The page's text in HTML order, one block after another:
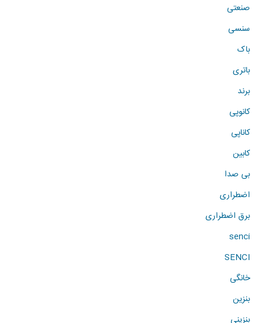
صنعتی
سنسی
باک
باتری
برند
کانوپی
کاناپی
کابین
بی صدا
اضطراری
برق اضطراری
senci
SENCI
خانگی
بنزین
بنزینی